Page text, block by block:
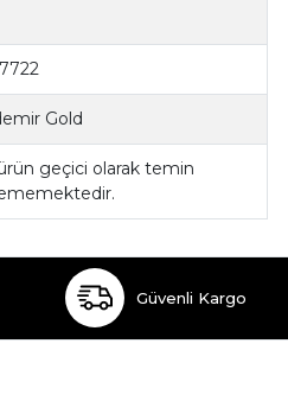
Gold
geçici olarak temin
Güvenli Kargo